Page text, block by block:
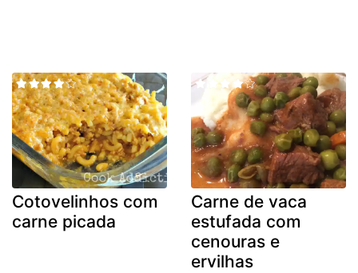
Cotovelinhos com
carne picada
Carne de vaca
estufada com
cenouras e
ervilhas